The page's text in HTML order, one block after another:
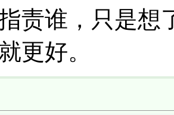
责谁，只是想
更好。